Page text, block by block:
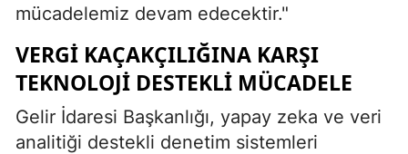
mücadelemiz devam edecektir."
VERGI KAÇAKÇILIĞINA KARŞI
TEKNOLOJI DESTEKLI MÜCADELE
Gelir İdaresi Başkanlığı, yapay zeka ve veri
analitiği destekli denetim sistemleri